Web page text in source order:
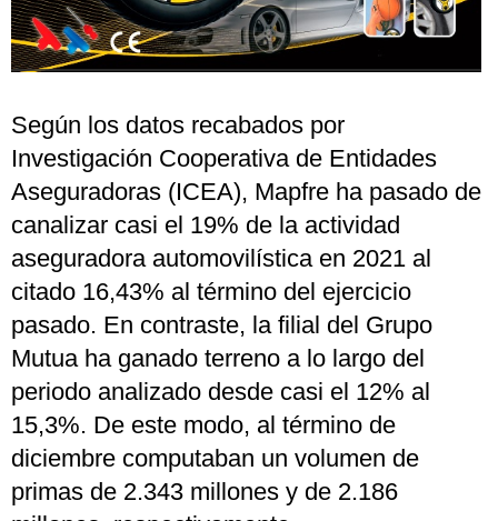
Según los datos recabados por
Investigación Cooperativa de Entidades
Aseguradoras (ICEA), Mapfre ha pasado de
canalizar casi el 19% de la actividad
aseguradora automovilística en 2021 al
citado 16,43% al término del ejercicio
pasado. En contraste, la filial del Grupo
Mutua ha ganado terreno a lo largo del
periodo analizado desde casi el 12% al
15,3%. De este modo, al término de
diciembre computaban un volumen de
primas de 2.343 millones y de 2.186